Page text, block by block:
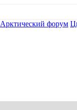
Арктический форум